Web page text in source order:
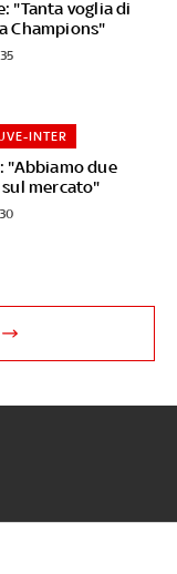
"Tanta voglia di
Champions"
"Abbiamo due
mercato"
INTER